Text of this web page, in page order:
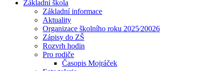
Základní škola
Základní informace
Aktuality
Organizace školního roku 2025⁄20026
Zápisy do ZŠ
Rozvrh hodin
Pro rodiče
Časopis Mojráček